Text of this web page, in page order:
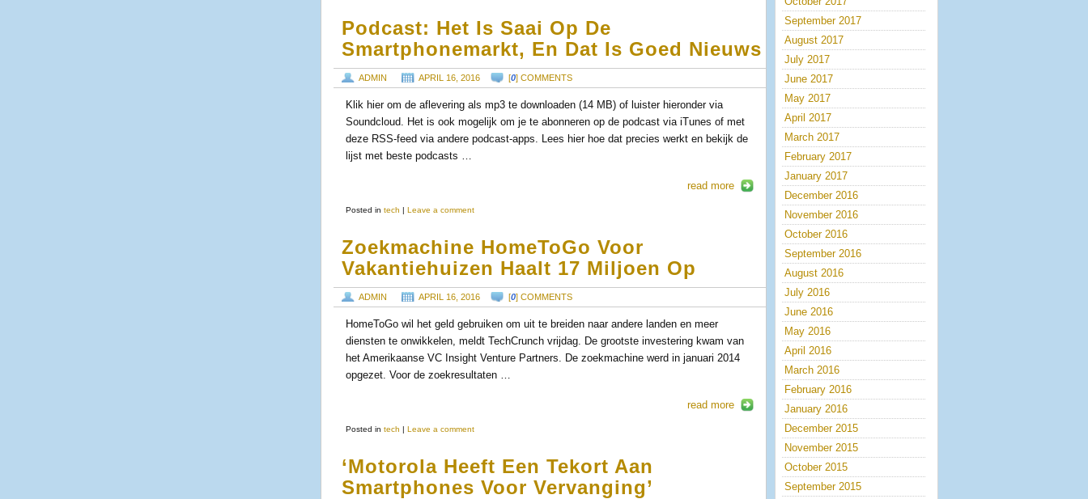
Podcast: Het Is Saai Op De
Smartphonemarkt, En Dat Is Goed Nieuws
ADMIN APRIL 16, 2016 [0] COMMENTS
Klik hier om de aflevering als mp3 te downloaden (14 MB) of luister hieronder via
Soundcloud. Het is ook mogelijk om je te abonneren op de podcast via iTunes of met
deze RSS-feed via andere podcast-apps. Lees hier hoe dat precies werkt en bekijk de
lijst met beste podcasts …
read more
Posted in tech | Leave a comment
Zoekmachine HomeToGo Voor
Vakantiehuizen Haalt 17 Miljoen Op
ADMIN APRIL 16, 2016 [0] COMMENTS
HomeToGo wil het geld gebruiken om uit te breiden naar andere landen en meer
diensten te onwikkelen, meldt TechCrunch vrijdag. De grootste investering kwam van
het Amerikaanse VC Insight Venture Partners. De zoekmachine werd in januari 2014
opgezet. Voor de zoekresultaten …
read more
Posted in tech | Leave a comment
‘Motorola Heeft Een Tekort Aan
Smartphones Voor Vervanging’
September 2017
August 2017
July 2017
June 2017
May 2017
April 2017
March 2017
February 2017
January 2017
December 2016
November 2016
October 2016
September 2016
August 2016
July 2016
June 2016
May 2016
April 2016
March 2016
February 2016
January 2016
December 2015
November 2015
October 2015
September 2015